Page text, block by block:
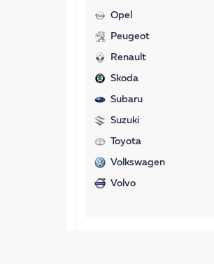
Opel
Peugeot
Renault
Skoda
Subaru
Suzuki
Toyota
Volkswagen
Volvo